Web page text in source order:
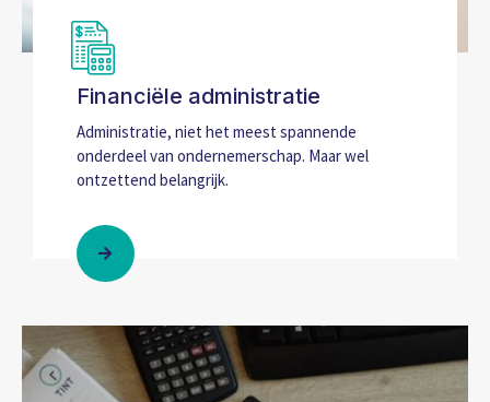
Financiële administratie
Administratie, niet het meest spannende
onderdeel van ondernemerschap. Maar wel
ontzettend belangrijk.